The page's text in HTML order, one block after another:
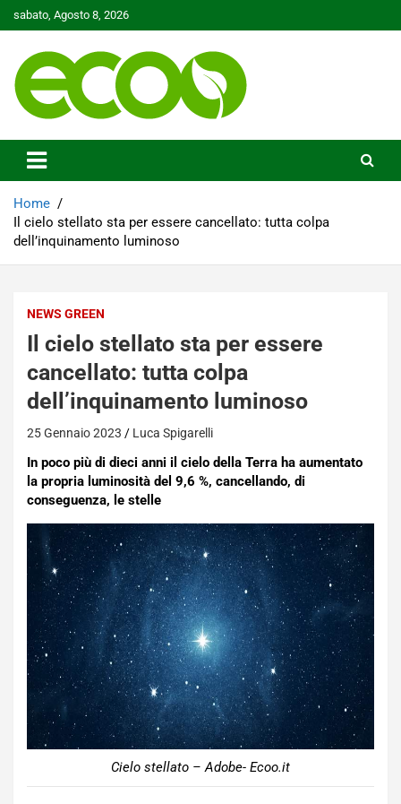
to
sabato, Agosto 8, 2026
Ecoo.it
Home
Il cielo stellato sta per essere cancellato: tutta colpa
dell’inquinamento luminoso
NEWS GREEN
Il cielo stellato sta per essere
cancellato: tutta colpa
dell’inquinamento luminoso
25 Gennaio 2023 Luca Spigarelli
In poco più di dieci anni il cielo della Terra ha aumentato
la propria luminosità del 9,6 %, cancellando, di
conseguenza, le stelle
Cielo stellato – Adobe- Ecoo.it